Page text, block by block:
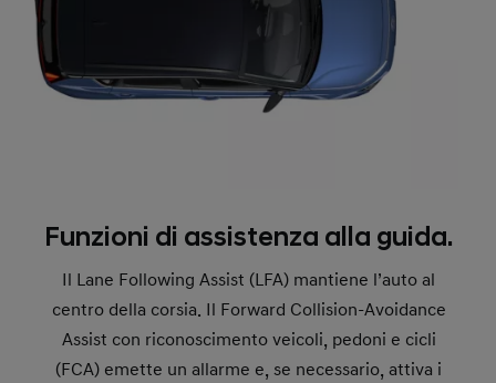
Funzioni di assistenza alla guida.
Il Lane Following Assist (LFA) mantiene l’auto al
centro della corsia. Il Forward Collision-Avoidance
Assist con riconoscimento veicoli, pedoni e cicli
(FCA) emette un allarme e, se necessario, attiva i